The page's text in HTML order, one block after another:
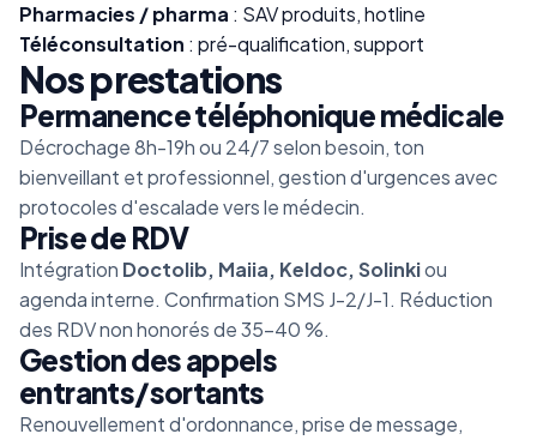
Pharmacies / pharma : SAV produits, hotline
Téléconsultation : pré-qualification, support
Nos prestations
Permanence téléphonique médicale
Décrochage 8h-19h ou 24/7 selon besoin, ton
bienveillant et professionnel, gestion d'urgences avec
protocoles d'escalade vers le médecin.
Prise de RDV
Intégration Doctolib, Maiia, Keldoc, Solinkiou
agenda interne. Confirmation SMS J-2/J-1. Réduction
des RDV non honorés de 35-40 %.
Gestion des appels
entrants/sortants
Renouvellement d'ordonnance, prise de message,